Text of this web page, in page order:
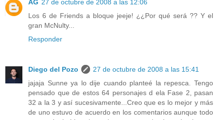
AG 27 de octubre de 2008 a las 12:06
Los 6 de Friends a bloque jeeje! ¿¿Por qué será ?? Y el
gran McNulty...
Responder
Diego del Pozo
27 de octubre de 2008 a las 15:41
jajaja Sunne ya lo dije cuando planteé la repesca. Tengo
pensado que de estos 64 personajes d ela Fase 2, pasan
32 a la 3 y así sucesivamente...Creo que es lo mejor y más
de uno estuvo de acuerdo en los comentarios aunque todo